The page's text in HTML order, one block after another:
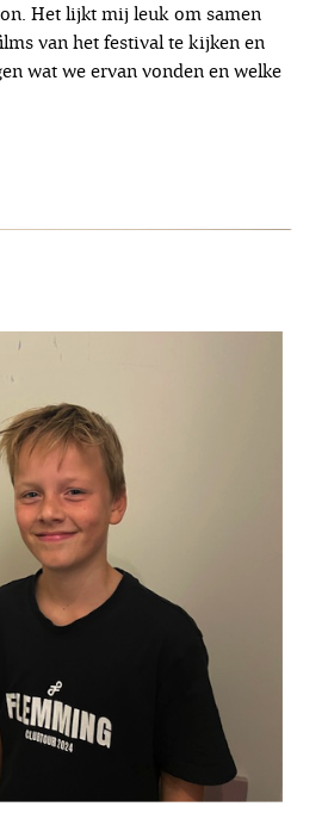
Het lijkt mij leuk om samen
van het festival te kijken en
wat we ervan vonden en welke